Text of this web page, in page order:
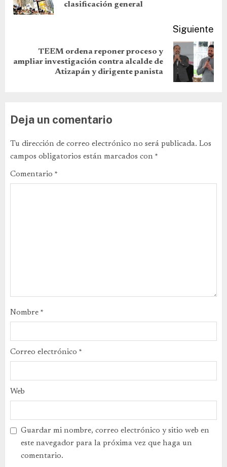
clasificación general
Siguiente
TEEM ordena reponer proceso y
ampliar investigación contra alcalde de
Atizapán y dirigente panista
Deja un comentario
Tu dirección de correo electrónico no será publicada. Los
campos obligatorios están marcados con *
Comentario *
Nombre *
Correo electrónico *
Web
Guardar mi nombre, correo electrónico y sitio web en
este navegador para la próxima vez que haga un
comentario.